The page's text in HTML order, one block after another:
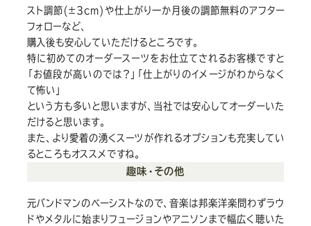
スト調節(±3cm)や仕上がり一か月後の調節無料のアフター
フォローなど、
購入後も安心していただけるところです。
特に初めてのオーダースーツをお仕立てされるお客様ですと
「お値段が高いのでは?」「仕上がりのイメージがわからなく
て怖い」
という方も多いと思いますが、当社では安心してオーダーいた
だけると思います。
また、より愛着の湧くスーツが作れるオプションも充実してい
るところもオススメですね。
趣味・その他
元バンドマンのベーシストなので、音楽は邦楽洋楽問わずラウ
ドやメタルに始まりフュージョンやアニソンまで幅広く聴いた